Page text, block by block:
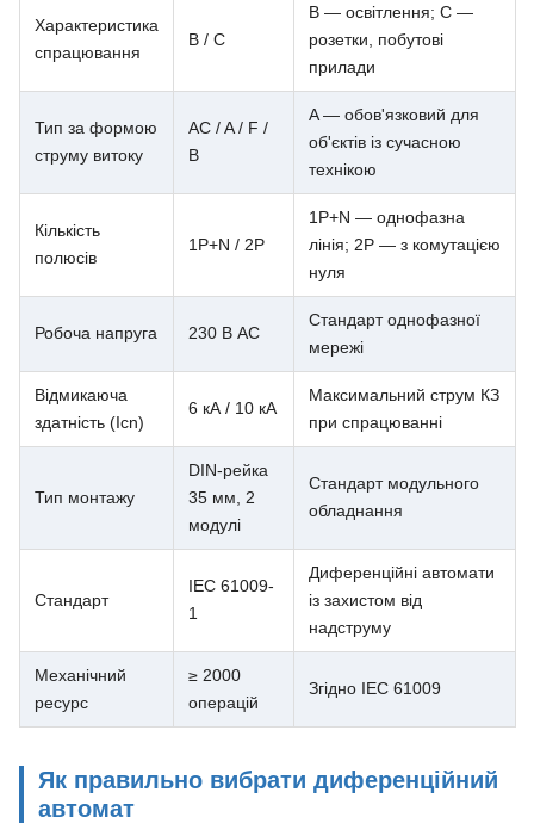
Характеристика
спрацювання
B / C
B — освітлення; C —
розетки, побутові
прилади
Тип за формою
струму витоку
AC / A / F /
B
A — обов'язковий для
об'єктів із сучасною
технікою
Кількість
полюсів
1P+N / 2P
1P+N — однофазна
лінія; 2P — з комутацією
нуля
Робоча напруга 230 В AC
Стандарт однофазної
мережі
Відмикаюча
здатність (Icn)
6 кА / 10 кА
Максимальний струм КЗ
при спрацюванні
Тип монтажу
DIN-рейка
35 мм, 2
модулі
Стандарт модульного
обладнання
Стандарт
IEC 61009-
1
Диференційні автомати
із захистом від
надструму
Механічний
ресурс
≥ 2000
операцій
Згідно IEC 61009
Як правильно вибрати диференційний
автомат